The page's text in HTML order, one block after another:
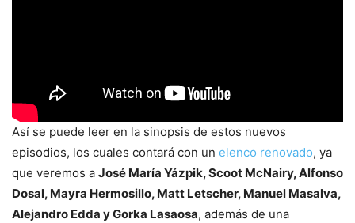
Así se puede leer en la sinopsis de estos nuevos
episodios, los cuales contará con un elenco renovado, ya
que veremos a José María Yázpik, Scoot McNairy, Alfonso
Dosal, Mayra Hermosillo, Matt Letscher, Manuel Masalva,
Alejandro Edda y Gorka Lasaosa, además de una